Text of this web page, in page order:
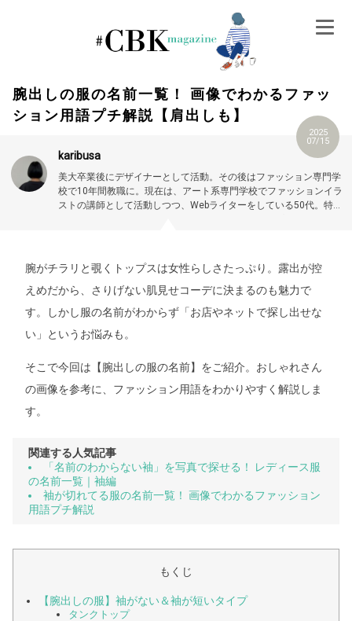
腕出しの服の名前一覧！ 画像でわかるファッ
ション用語プチ解説【肩出しも】
2025
07/15
karibusa
美大卒業後にデザイナーとして活動。その後はファッション専門学
校で10年間教職に。現在は、アート系専門学校でファッションイラ
ストの講師として活動しつつ、Webライターをしている50代。特に
腕がチラリと覗くトップスは女性らしさたっぷり。露出が控
えめだから、さりげない肌見せコーデに決まるのも魅力で
す。しかし服の名前がわからず「お店やネットで探し出せな
い」というお悩みも。
そこで今回は【腕出しの服の名前】をご紹介。おしゃれさん
の画像を参考に、ファッション用語をわかりやすく解説しま
す。
関連する人気記事
「名前のわからない袖」を写真で探せる！ レディース服
の名前一覧｜袖編
袖が切れてる服の名前一覧！ 画像でわかるファッション
用語プチ解説
もくじ
【腕出しの服】袖がない＆袖が短いタイプ
タンクトップ